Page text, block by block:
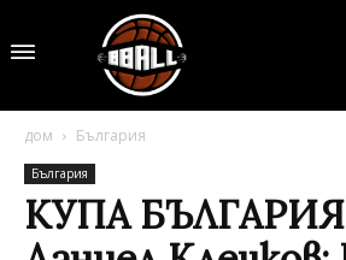
дом България
България
КУПА БЪЛГАРИЯ